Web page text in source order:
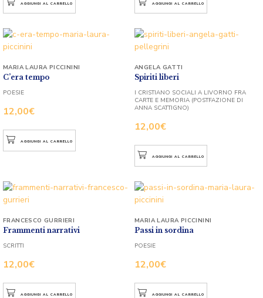
AGGIUNGI AL CARRELLO AGGIUNGI AL CARRELLO
C’era tempo
12,00€
MARIA LAURA PICCININI
POESIE
AGGIUNGI AL CARRELLO
Spiriti liberi
12,00€
ANGELA GATTI
I CRISTIANO SOCIALI A LIVORNO FRA
CARTE E MEMORIA (POSTFAZIONE DI
ANNA SCATTIGNO)
AGGIUNGI AL CARRELLO
Frammenti narrativi
12,00€
FRANCESCO GURRIERI
SCRITTI
AGGIUNGI AL CARRELLO
Passi in sordina
12,00€
MARIA LAURA PICCININI
POESIE
AGGIUNGI AL CARRELLO